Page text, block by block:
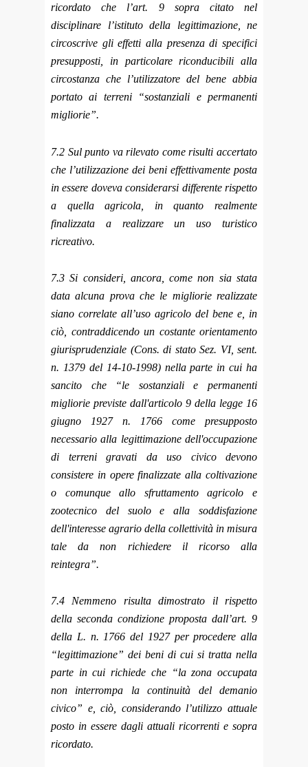
ricordato che l’art. 9 sopra citato nel
disciplinare l’istituto della legittimazione, ne
circoscrive gli effetti alla presenza di specifici
presupposti, in particolare riconducibili alla
circostanza che l’utilizzatore del bene abbia
portato ai terreni “sostanziali e permanenti
migliorie”.
7.2 Sul punto va rilevato come risulti accertato
che l’utilizzazione dei beni effettivamente posta
in essere doveva considerarsi differente rispetto
a quella agricola, in quanto realmente
finalizzata a realizzare un uso turistico
ricreativo.
7.3 Si consideri, ancora, come non sia stata
data alcuna prova che le migliorie realizzate
siano correlate all’uso agricolo del bene e, in
ciò, contraddicendo un costante orientamento
giurisprudenziale (Cons. di stato Sez. VI, sent.
n. 1379 del 14-10-1998) nella parte in cui ha
sancito che “le sostanziali e permanenti
migliorie previste dall'articolo 9 della legge 16
giugno 1927 n. 1766 come presupposto
necessario alla legittimazione dell'occupazione
di terreni gravati da uso civico devono
consistere in opere finalizzate alla coltivazione
o comunque allo sfruttamento agricolo e
zootecnico del suolo e alla soddisfazione
dell'interesse agrario della collettività in misura
tale da non richiedere il ricorso alla
reintegra”.
7.4 Nemmeno risulta dimostrato il rispetto
della seconda condizione proposta dall’art. 9
della L. n. 1766 del 1927 per procedere alla
“legittimazione” dei beni di cui si tratta nella
parte in cui richiede che “la zona occupata
non interrompa la continuità del demanio
civico” e, ciò, considerando l’utilizzo attuale
posto in essere dagli attuali ricorrenti e sopra
ricordato.